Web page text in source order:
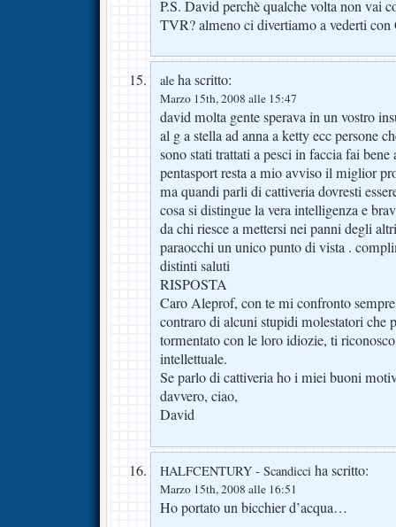
P.S. David perchè qualche volta non vai
TVR? almeno ci divertiamo a vederti
ale ha scritto:
Marzo 15th, 2008 alle 15:47
david molta gente sperava in un vostro
al g a stella ad anna a ketty ecc persone
sono stati trattati a pesci in faccia fai
pentasport resta a mio avviso il miglior
ma quandi parli di cattiveria dovresti
cosa si distingue la vera intelligenza e
da chi riesce a mettersi nei panni degli
paraocchi un unico punto di vista .
distinti saluti
RISPOSTA
Caro Aleprof, con te mi confronto
contraro di alcuni stupidi molestatori che
tormentato con le loro idiozie, ti
intellettuale.
Se parlo di cattiveria ho i miei buoni
davvero, ciao,
David
HALFCENTURY - Scandicci ha scritto:
Marzo 15th, 2008 alle 16:51
Ho portato un bicchier d’acqua…